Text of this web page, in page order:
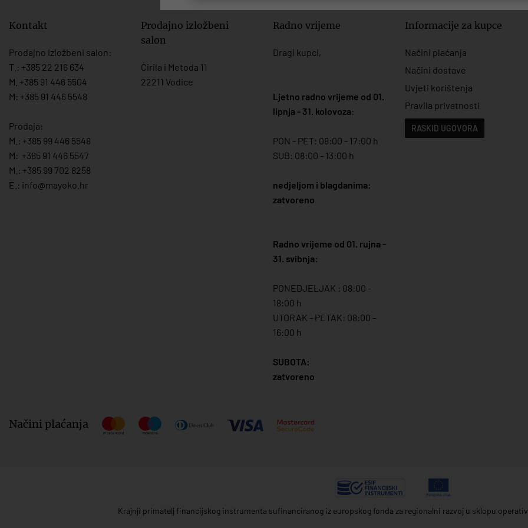
Kontakt
Prodajno izložbeni salon:
T.: +385 22 216 634
M. +385 91 446 5504
M: +385 91 446 5548
Prodaja:
M.: +385 99 446 5548
M: +385 91 446 5547
M.: +385 99 702 8258
E.: info@mayoko. hr
Prodajno izložbeni
salon
Ćirila i Metoda 11
22211 Vodice
Radno vrijeme
Dragi kupci,
Ljetno radno vrijeme od 01.
lipnja - 31. kolovoza:
PON - PET: 08:00 - 17:00 h
SUB: 08:00 - 13:00 h
nedjeljom i blagdanima:
zatvoreno
Radno vrijeme od 01. rujna -
31. svibnja:
PONEDJELJAK : 08:00 -
18:00 h
UTORAK - PETAK: 08:00 -
16:00 h
SUBOTA:
zatvoreno
Informacije za kupce
Načini plaćanja
Načini dostave
Uvjeti korištenja
Pravila privatnosti
RASKID UGOVORA
Načini plaćanja
Krajnji primatelj financijskog instrumenta sufinanciranog iz europskog fonda za regionalni razvoj u sklopu